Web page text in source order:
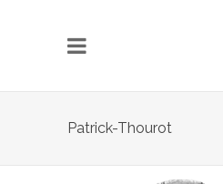
Patrick-Thourot